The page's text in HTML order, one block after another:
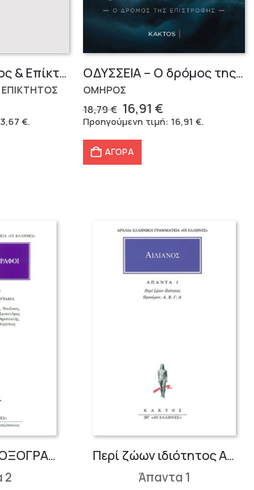
Μάρκος Αυρήλιος & Επίκτητος (Επίτομα)
€.
OΔΥΣΣΕΙΑ – Ο δρόμος της επιστροφής
ΟΜΗΡΟΣ
18,79€ Original
price
18,79 €.
16,91 €Η
τρέχουσα
Προηγούμενη τιμή: 16,91 €.
ΑΓΟΡΑ
ΟΨΙΜΗ ΠΑΡΑΔΟΞΟΓΡΑΦΙΑ: Αγαθαρχίδης, Ισίγονος, Νικόλαος, Αλέξανδρος, Φλέγων, Πρωταγόρας, Αγαθοσθένης, Ιέρων, Αριστοκλής, Τρόφιλος, Φίλων ο Βυζάντιος
2
Περί ζώων ιδιότητος Α΄-Δ΄
Άπαντα 1